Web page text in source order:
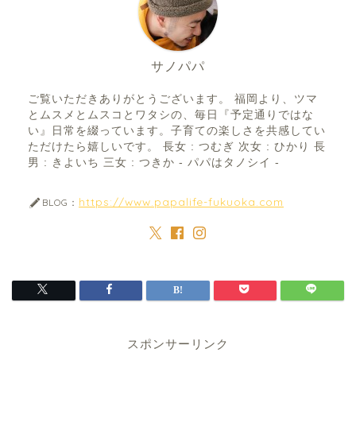
サノパパ
ご覧いただきありがとうございます。 福岡より、ツマ
とムスメとムスコとワタシの、毎日『予定通りではな
い』日常を綴っています。子育ての楽しさを共感してい
ただけたら嬉しいです。 長女 : つむぎ 次女 : ひかり 長
男 : きよいち 三女 : つきか - パパはタノシイ -
BLOG： https://www.papalife-fukuoka.com
スポンサーリンク